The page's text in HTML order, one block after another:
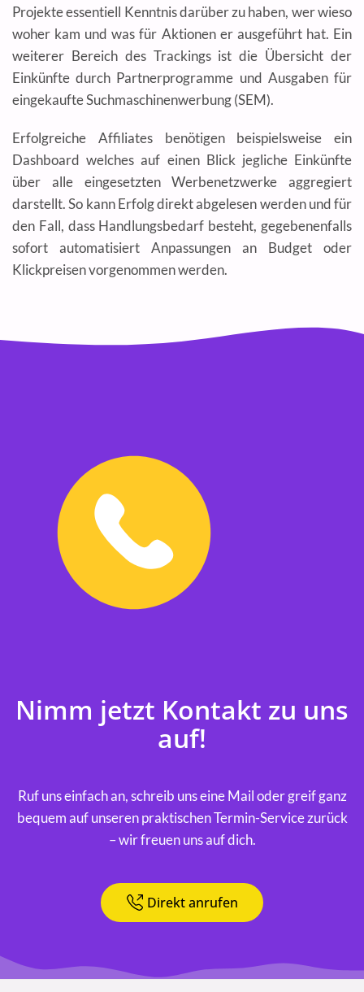
Projekte essentiell Kenntnis darüber zu haben, wer wieso
woher kam und was für Aktionen er ausgeführt hat. Ein
weiterer Bereich des Trackings ist die Übersicht der
Einkünfte durch Partnerprogramme und Ausgaben für
eingekaufte Suchmaschinenwerbung (SEM).
Erfolgreiche Affiliates benötigen beispielsweise ein
Dashboard welches auf einen Blick jegliche Einkünfte
über alle eingesetzten Werbenetzwerke aggregiert
darstellt. So kann Erfolg direkt abgelesen werden und für
den Fall, dass Handlungsbedarf besteht, gegebenenfalls
sofort automatisiert Anpassungen an Budget oder
Klickpreisen vorgenommen werden.
Nimm jetzt Kontakt zu uns
auf!
Ruf uns einfach an, schreib uns eine Mail oder greif ganz
bequem auf unseren praktischen Termin-Service zurück
– wir freuen uns auf dich.
Direkt anrufen